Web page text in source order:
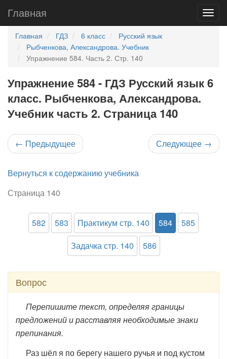
Главная
Главная ГДЗ 6 класс
Русский язык
Рыбченкова, Александрова. Учебник
Упражнение 584. Часть 2. Стр. 140
Упражнение 584 - ГДЗ Русский язык 6
класс. Рыбченкова, Александрова.
Учебник часть 2. Страница 140
← Предыдущее Следующее →
Вернуться к содержанию учебника
Страница 140
582 583 Практикум стр. 140 584
585
Задачка стр. 140
586
Вопрос
Перепишите текст, определяя границы
предложений и расставляя необходимые знаки
препинания.
Раз шёл я по берегу нашего ручья и под кустом